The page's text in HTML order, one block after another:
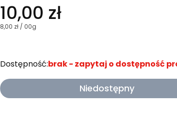
10,00 zł
8,00 zł / 00g
Dostępność:brak - zapytaj o dostępność
Niedostępny